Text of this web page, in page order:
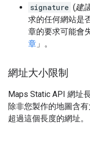
signature (建
求的任何網站是
章的要求可能會
章 」。
網址大小限制
Maps Static API 網址
除非您製作的地圖含
超過這個長度的網址。